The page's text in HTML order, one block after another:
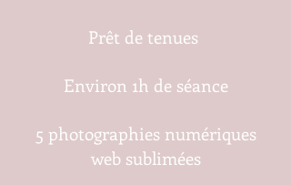
Prêt de tenues
Environ 1h de séance
5 photographies numériques
web sublimées